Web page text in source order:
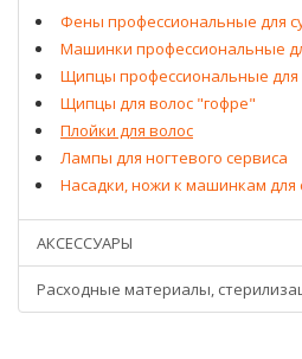
Фены профессиональные для
Машинки профессиональные
Щипцы профессиональные для
Щипцы для волос "гофре"
Плойки для волос
Лампы для ногтевого сервиса
Насадки, ножи к машинкам для
АКСЕССУАРЫ
Расходные материалы,